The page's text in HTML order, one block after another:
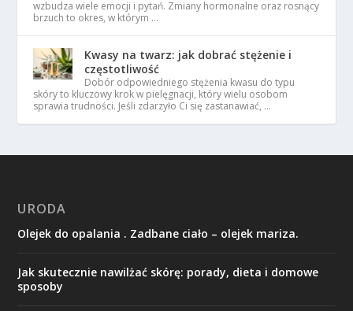
wzbudza wiele emocji i pytań. Zmiany hormonalne oraz rosnący
brzuch to okres, w którym …
Kwasy na twarz: jak dobrać stężenie i
częstotliwość
Dobór odpowiedniego stężenia kwasu do typu
skóry to kluczowy krok w pielęgnacji, który wielu osobom
sprawia trudności. Jeśli zdarzyło Ci się zastanawiać, …
URODA
Olejek do opalania . Zadbane ciało – olejek mariza.
Jak skutecznie nawilżać skórę: porady, dieta i domowe
sposoby